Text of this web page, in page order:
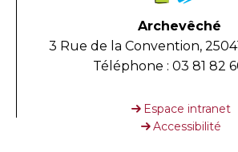
Archevêché
3 Rue de la Convention,
Téléphone : 03 81 82
Espace intranet
Accessibilité